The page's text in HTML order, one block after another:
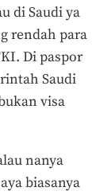
di Saudi ya
rendah para
Di paspor
Saudi
visa
nanya
biasanya